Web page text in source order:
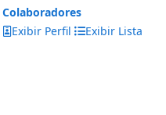
Colaboradores
Exibir Perfil
Exibir Lista